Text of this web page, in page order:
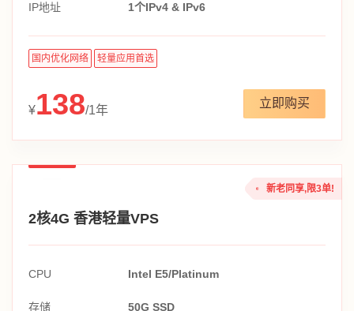
IP地址 1个IPv4 & IPv6
国内优化网络 轻量应用首选
¥138/1年
立即购买
新老同享,限3单!
2核4G 香港轻量VPS
CPU Intel E5/Platinum
存储 50G SSD